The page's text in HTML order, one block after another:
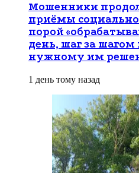
Мошенники
приёмы
порой
день, шаг за
нужному им
1 день тому назад